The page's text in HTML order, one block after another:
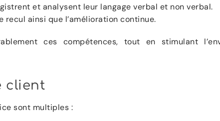
et analysent leur langage verbal et non verbal.
recul ainsi que l’amélioration continue.
ces compétences, tout en stimulant
client
sont multiples :